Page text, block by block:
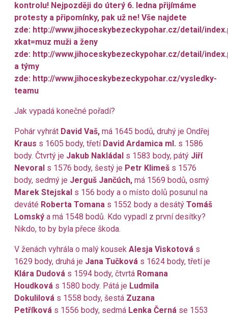
kontrolu! Nejpozději do úterý 6. ledna přijímáme
protesty a připomínky, pak už ne! Vše najdete
zde: http://www.jihoceskybezeckypohar.cz/detail/
xkat=muz muži a ženy
zde: http://www.jihoceskybezeckypohar.cz/detail/
a týmy
zde: http://www.jihoceskybezeckypohar.cz/vysledky-
teamu
Jak vypadá konečné pořadí?
Pohár vyhrát David Vaš, má 1645 bodů, druhý je Ondřej
Kraus s 1605 body, třetí David Ardamica ml. s 1586
body. Čtvrtý je Jakub Nakládal s 1583 body, pátý Jiří
Nevoral s 1576 body, šestý je Petr Klimeš s 1576
body, sedmý je Jerguš Jančúch, má 1569 bodů, osmý
Marek Stejskal s 156 body a o místo dolů posunul na
deváté Roberta Tomana s 1552 body a desátý Tomáš
Lomský a má 1548 bodů. Kdo vypadl z první desítky?
Nikdo, to by byla přece škoda.
V ženách vyhrála o malý kousek Alesja Viskotová s
1629 body, druhá je Jana Tučková s 1624 body, třetí je
Klára Dudová s 1594 body, čtvrtá Romana
Houdková s 1580 body. Pátá je Ludmila
Dokulilová s 1558 body, šestá Zuzana
Petříková s 1556 body, sedmá Lenka Černá se 1553